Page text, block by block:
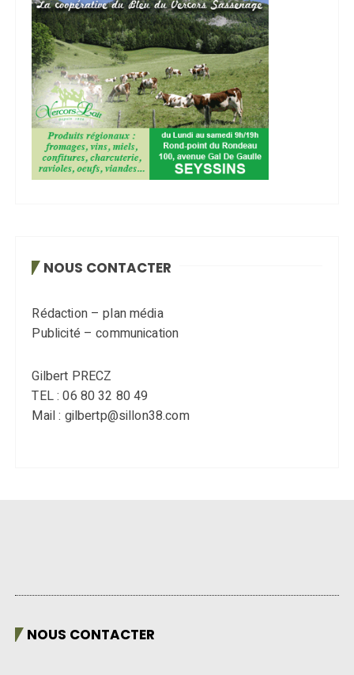
NOUS CONTACTER
Rédaction – plan média
Publicité – communication
Gilbert PRECZ
TEL : 06 80 32 80 49
Mail : gilbertp@sillon38.com
NOUS CONTACTER